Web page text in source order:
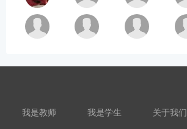
我是教师 我是学生 关于我们